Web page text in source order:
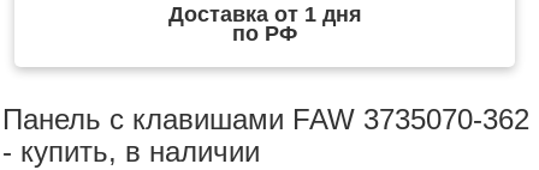
Доставка от 1 дня
по РФ
Панель с клавишами FAW 3735070-362
- купить, в наличии